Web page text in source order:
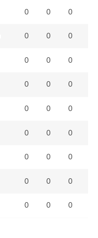
0 0 0
0 0 0
0 0 0
0 0 0
0 0 0
0 0 0
0 0 0
0 0 0
0 0 0